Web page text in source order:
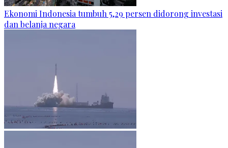
Ekonomi Indonesia tumbuh 5,29 persen didorong investasi
dan belanja negara